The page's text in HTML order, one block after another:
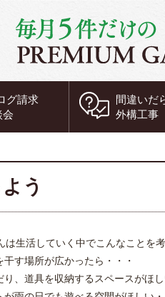
グ請求
会
間違いだ
外構工事
う
は生活していく中でこんなことを
干す場所が広かったら・・・
り、道具を収納するスペースがほし